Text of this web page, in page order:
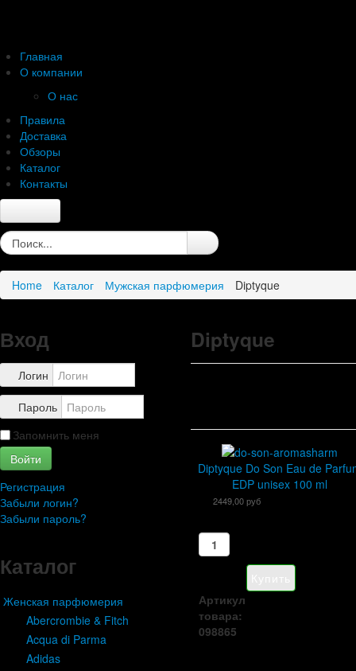
Главная
О компании
О нас
Правила
Доставка
Обзоры
Каталог
Контакты
Главная
О нас
Правила
Каталог
Home Каталог Мужская парфюмерия Diptyque
Вход
Логин
Пароль
Запомнить меня
Войти
Регистрация
Забыли логин?
Забыли пароль?
Каталог
Женская парфюмерия
Abercrombie & Fitch
Acqua di Parma
Adidas
Diptyque
Diptyque Do Son Eau de
EDP unisex 100 ml
2449,00 руб
Артикул
товара:
098865